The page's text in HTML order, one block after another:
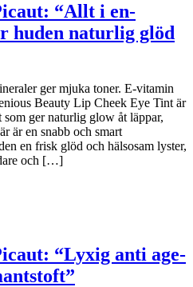
“Allt i en-
huden naturlig glöd
ger mjuka toner. E-vitamin
Beauty Lip Cheek Eye Tint är
ger naturlig glow åt läppar,
är en snabb och smart
en frisk glöd och hälsosam lyster,
och […]
“Lyxig anti age-